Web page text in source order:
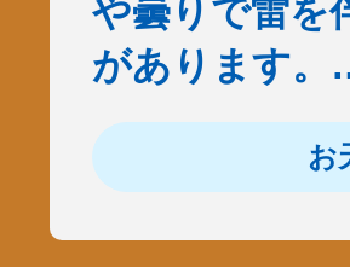
や曇りで雷を
があります
お